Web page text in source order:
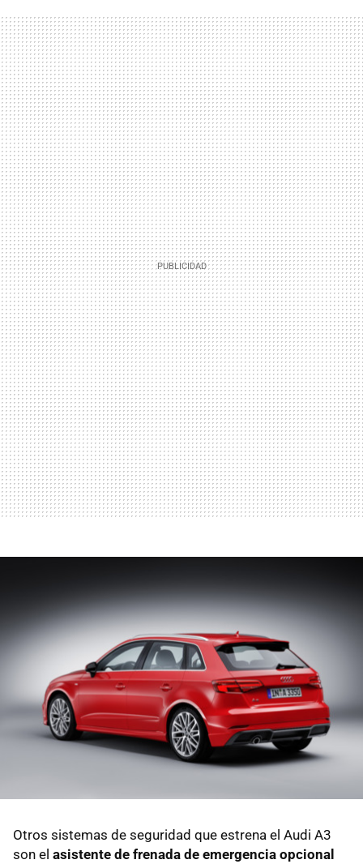
Otros sistemas de seguridad que estrena el Audi A3
son el asistente de frenada de emergencia opcional